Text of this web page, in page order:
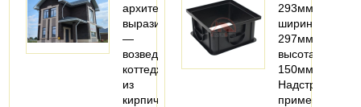
архитектурная
выразительность
—
возведение
коттеджей
из
кирпича
293мм;
ширина:
297мм;
высота:
150мм
Надстройка
применяется,